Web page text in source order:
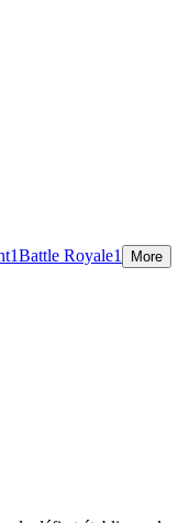
1Battle Royale1 More